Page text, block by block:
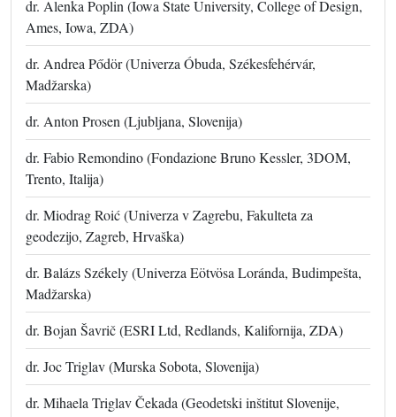
dr. Alenka Poplin (Iowa State University, College of Design,
Ames, Iowa, ZDA)
dr. Andrea Pődör (Univerza Óbuda, Székesfehérvár,
Madžarska)
dr. Anton Prosen (Ljubljana, Slovenija)
dr. Fabio Remondino (Fondazione Bruno Kessler, 3DOM,
Trento, Italija)
dr. Miodrag Roić (Univerza v Zagrebu, Fakulteta za
geodezijo, Zagreb, Hrvaška)
dr. Balázs Székely (Univerza Eötvösa Loránda, Budimpešta,
Madžarska)
dr. Bojan Šavrič (ESRI Ltd, Redlands, Kalifornija, ZDA)
dr. Joc Triglav (Murska Sobota, Slovenija)
dr. Mihaela Triglav Čekada (Geodetski inštitut Slovenije,